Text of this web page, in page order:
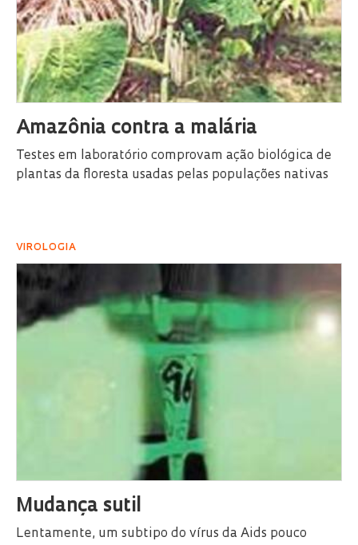
Amazônia contra a malária
Testes em laboratório comprovam ação biológica de
plantas da floresta usadas pelas populações nativas
VIROLOGIA
Mudança sutil
Lentamente, um subtipo do vírus da Aids pouco